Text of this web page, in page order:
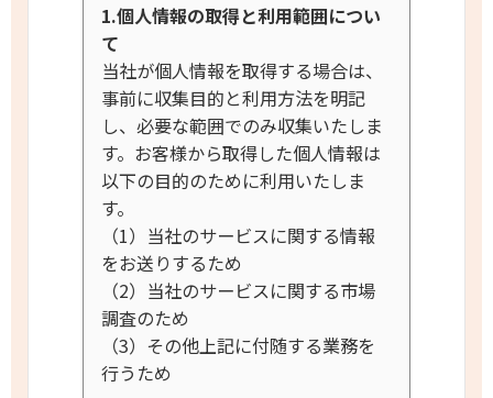
1.個人情報の取得と利用範囲につい
て
当社が個人情報を取得する場合は、
事前に収集目的と利用方法を明記
し、必要な範囲でのみ収集いたしま
す。お客様から取得した個人情報は
以下の目的のために利用いたしま
す。
（1）当社のサービスに関する情報
をお送りするため
（2）当社のサービスに関する市場
調査のため
（3）その他上記に付随する業務を
行うため